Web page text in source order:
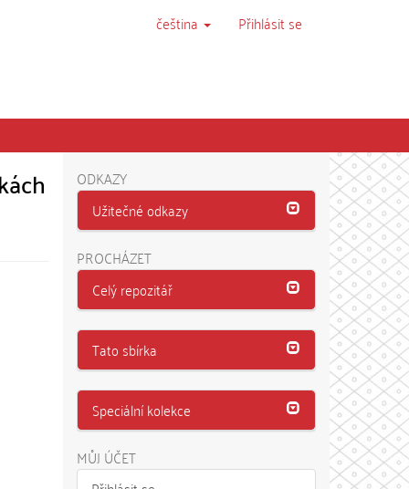
čeština Přihlásit se
ODKAZY
Užitečné odkazy
PROCHÁZET
Celý repozitář
Tato sbírka
Speciální kolekce
MŮJ ÚČET